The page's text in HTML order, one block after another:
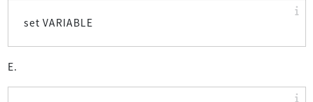
set VARIABLE
E.